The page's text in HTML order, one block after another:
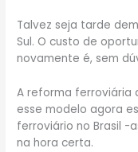
Talvez seja tarde
Sul. O custo de
novamente é, sem
A reforma ferroviária
esse modelo agora
ferroviário no Brasil -
na hora certa.